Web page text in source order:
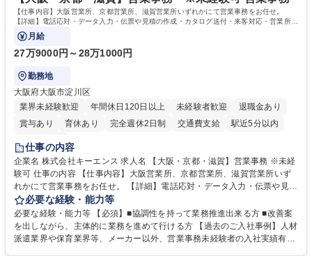
【仕事内容】大阪営業所、京都営業所、滋賀営業所いずれかにて営業事務をお任せ。
【詳細】電話応対・データ入力・伝票や見積の作成・カタログ送付・来客対応・営業所内
で発生する事務業務や業務改善をお任せ。
月給
27万9000円～28万1000円
勤務地
大阪府大阪市淀川区
業界未経験歓迎
年間休日120日以上 未経験者歓迎
退職金あり
賞与あり
育休あり 完全週休2日制 交通費支給
駅近5分以内
土日祝休み
仕事の内容
企業名 株式会社キーエンス 求人名 【大阪・京都・滋賀】営業事務 ※未経
験可 仕事の内容 【仕事内容】大阪営業所、京都営業所、滋賀営業所いず
れかにて営業事務をお任せ。 【詳細】電話応対・データ入力・伝票や見積
の作成・カタログ送付・来客対応・営業所内で発生する事務業務や業務改
善をお任せ。 【教育制度】ご入社後、育成担当とペアになりながらOJTに
て業務を覚えていただくことが可能です。業務システムがきちんと構築さ
れているため、スムーズに仕事に慣れることができる環境です。また、
必要な経験・能力等
必要な経験・能力等 【必須】■協調性を持って業務推進出来る方 ■改善案
を出しながら、主体的に業務を進めて行ける方 【過去のご入社事例】人材
派遣業界や保育業界等、メーカー以外、営業事務未経験者の入社実績有